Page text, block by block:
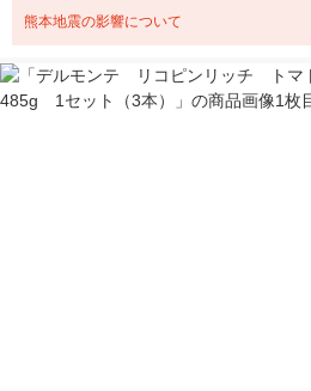
熊本地震の影響について